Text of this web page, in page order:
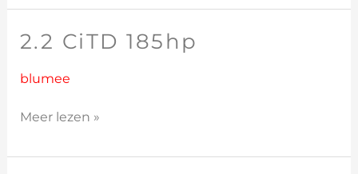
2.2 CiTD 185hp
blumee
2.2
185hp
Meer lezen »